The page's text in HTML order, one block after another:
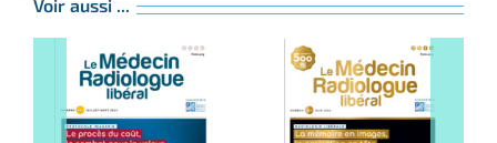
Voir aussi ...